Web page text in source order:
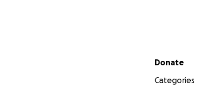
Secondary menu
Donate
Categories